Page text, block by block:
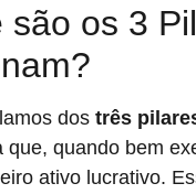
são os 3
dos três
que, quando bem
ativo lucrativo.